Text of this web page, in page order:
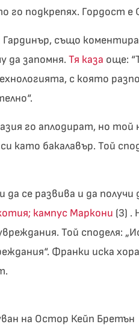
го подкрепях. Гордост е
също
да запомня. Тя каза още:
с която
го аплодират, но той
като бакалавър. Той
да се развива и да
кампус Маркони (3) .
Той споделя:
Франки иска
на Остор Кейп Бретън